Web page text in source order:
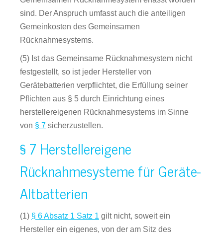
sind. Der Anspruch umfasst auch die anteiligen
Gemeinkosten des Gemeinsamen
Rücknahmesystems.
(5) Ist das Gemeinsame Rücknahmesystem nicht
festgestellt, so ist jeder Hersteller von
Gerätebatterien verpflichtet, die Erfüllung seiner
Pflichten aus § 5 durch Einrichtung eines
herstellereigenen Rücknahmesystems im Sinne
von § 7 sicherzustellen.
§ 7 Herstellereigene
Rücknahmesysteme für Geräte-
Altbatterien
(1) § 6 Absatz 1 Satz 1 gilt nicht, soweit ein
Hersteller ein eigenes, von der am Sitz des